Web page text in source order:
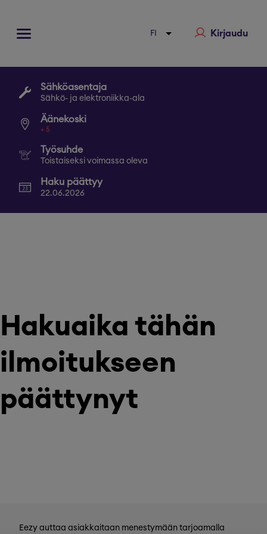
Kirjaudu
Sähköasentaja
Sähkö- ja elektroniikka-ala
Äänekoski
+ 5
Työsuhde
Toistaiseksi voimassa oleva
Haku päättyy
22.06.2026
Hakuaika tähän
ilmoitukseen
päättynyt
Eezy auttaa asiakkaitaan menestymään tarjoamalla